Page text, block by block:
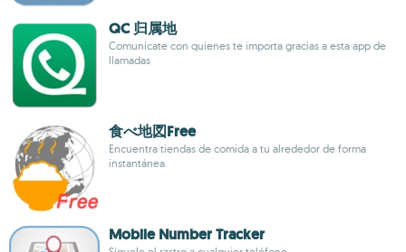
QC 归属地
Comunícate con quienes te importa gracias a esta app de
llamadas
食べ地図Free
Encuentra tiendas de comida a tu alrededor de forma
instantánea
Mobile Number Tracker